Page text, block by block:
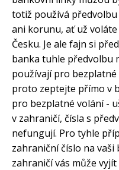
totiž používá
ani korunu, ať už
Česku. Je ale fajn si
banka tuhle předvolbu
používají pro bezplatné
proto zeptejte přímo v
pro bezplatné volání -
v zahraničí, čísla s
nefungují. Pro tyhle
zahraniční číslo na vaši
zahraničí vás může